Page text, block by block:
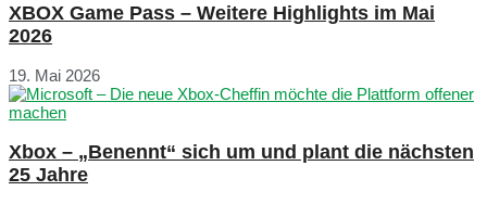
XBOX Game Pass – Weitere Highlights im Mai
2026
19. Mai 2026
Xbox – „Benennt“ sich um und plant die nächsten
25 Jahre